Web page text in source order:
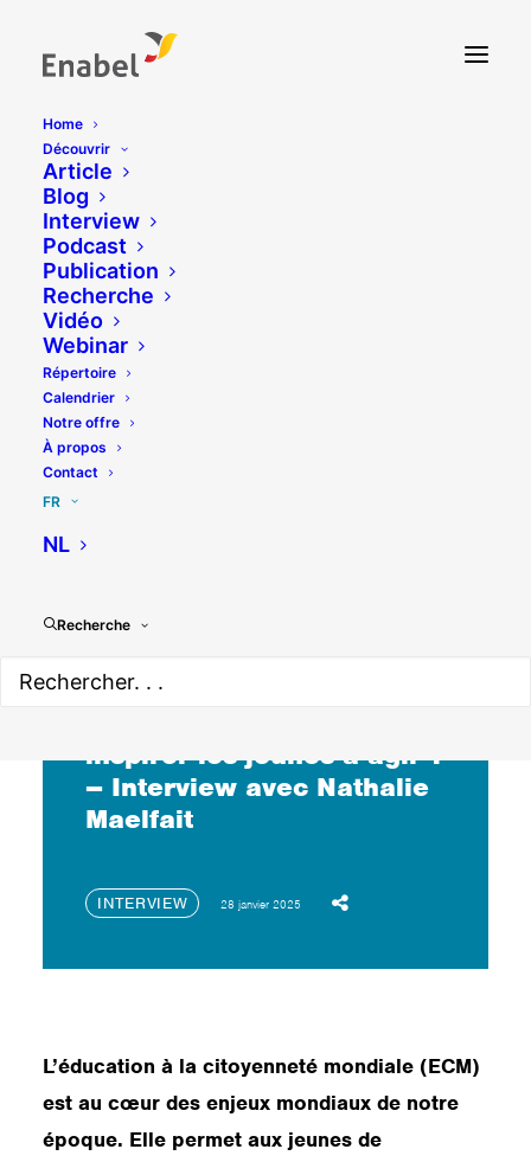
Home
Découvrir
Article
Blog
Interview
Podcast
Publication
Recherche
Vidéo
Webinar
Répertoire
Calendrier
Notre offre
À propos
Contact
FR
NL
Recherche
citoyenneté mondiale est-
inspirer les jeunes à agir ?
– Interview avec Nathalie
Maelfait
INTERVIEW 28 janvier 2025
L’éducation à la citoyenneté mondiale (ECM)
est au cœur des enjeux mondiaux de notre
époque. Elle permet aux jeunes de